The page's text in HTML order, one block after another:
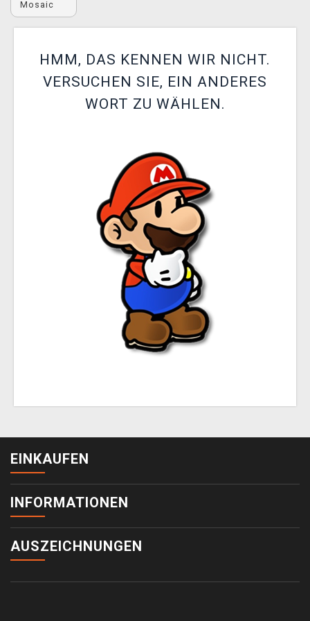
XZONE CLUB
Mosaic
HMM, DAS KENNEN WIR NICHT.
VERSUCHEN SIE, EIN ANDERES
WORT ZU WÄHLEN.
EINKAUFEN
INFORMATIONEN
AUSZEICHNUNGEN